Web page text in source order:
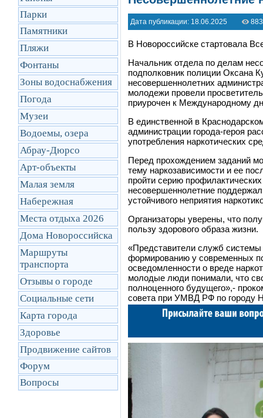
Парки
Памятники
Пляжи
Фонтаны
Зоны водоснабжения
Погода
Музеи
Водоемы, озера
Абрау-Дюрсо
Арт-объекты
Малая земля
Набережная
Места отдыха 2026
Дома Новороссийска
Маршруты
транcпорта
Отзывы о городе
Социальные сети
Карта города
Здоровье
Продвижение сайтов
Форум
Вопросы
Дата публикации: 18.06.2025
В Новороссийске стартовала
Начальник отдела по делам
подполковник полиции Оксана
несовершеннолетних
молодежи провели
приурочен к Международному
В единственной в
администрации города-героя
употребления наркотических
Перед прохождением заданий
тему наркозависимости и ее
пройти серию
несовершеннолетние
устойчивого неприятия
Организаторы уверены, что
пользу здорового образа жизни.
«Представители служб
формированию у современных
осведомленности о вреде
молодые люди понимали, что
полноценного будущего»,-
совета при УМВД РФ по городу